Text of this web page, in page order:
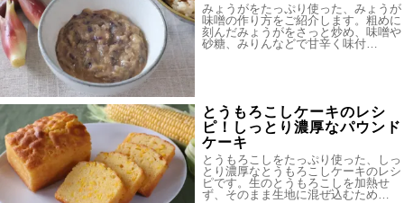
みょうがをたっぷり使った、みょうが
味噌の作り方をご紹介します。粗めに
刻んだみょうがをさっと炒め、味噌や
砂糖、みりんなどで甘辛く味付…
とうもろこしケーキのレシ
ピ！しっとり濃厚なパウンド
ケーキ
とうもろこしをたっぷり使った、しっ
とり濃厚なとうもろこしケーキのレシ
ピです。生のとうもろこしを加熱せ
ず、そのまま生地に混ぜ込むため…